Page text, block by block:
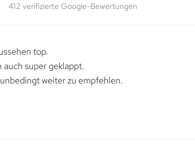
412 verifizierte Google-Bewertungen
top.
super geklappt.
weiter zu empfehlen.